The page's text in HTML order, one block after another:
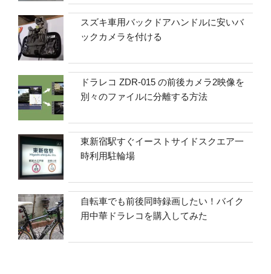
スズキ車用バックドアハンドルに安いバ
ックカメラを付ける
ドラレコ ZDR-015 の前後カメラ2映像を
別々のファイルに分離する方法
東新宿駅すぐイーストサイドスクエア一
時利用駐輪場
自転車でも前後同時録画したい！バイク
用中華ドラレコを購入してみた